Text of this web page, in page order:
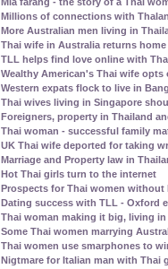
Millions of connections with
More Australian men living in
Thai wife in Australia returns
TLL helps find love online with
Wealthy American's Thai wife opts
Western expats flock to live in
Thai wives living in Singapore
Foreigners, property in Thailand
Thai woman - successful family
UK Thai wife deported for taking
Marriage and Property law in
Hot Thai girls turn to the internet
Prospects for Thai women without
Dating success with TLL - Oxford
Thai woman making it big, living in
Some Thai women marrying
Thai women use smarphones to
Nigtmare for Italian man with Thai